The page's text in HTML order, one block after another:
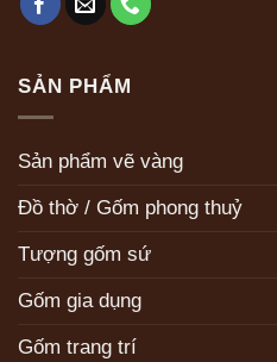
SẢN PHẨM
Sản phẩm vẽ vàng
Đồ thờ / Gốm phong thuỷ
Tượng gốm sứ
Gốm gia dụng
Gốm trang trí